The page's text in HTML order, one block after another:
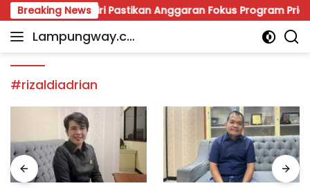
Skip
to
content
Breaking News
Dipoles, Giri Pastikan Anggaran Fokus Program Prioritas
Lampungway.co
Portal
Lampung
Terpercaya
Terupdate
#rizaldiadrian